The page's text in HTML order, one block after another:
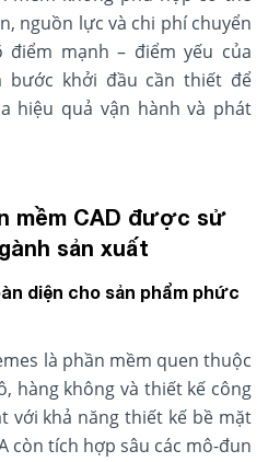
nguồn lực và chi phí chuyển
mạnh – điểm yếu của
bước khởi đầu cần thiết để
hiệu quả vận hành và phát
mềm CAD được sử
sản xuất
diện cho sản phẩm phức
là phần mềm quen thuộc
hàng không và thiết kế công
với khả năng thiết kế bề mặt
còn tích hợp sâu các mô-đun